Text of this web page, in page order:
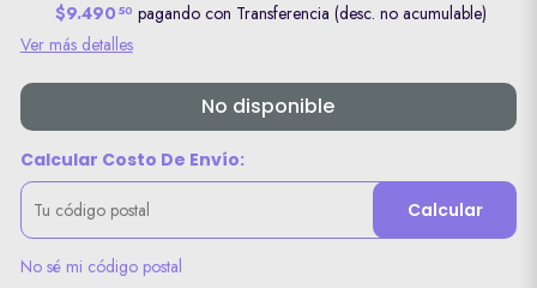
$9.490 50 pagando con Transferencia (desc. no acumulable)
Ver más detalles
No disponible
Calcular Costo De Envío:
Calcular
No sé mi código postal